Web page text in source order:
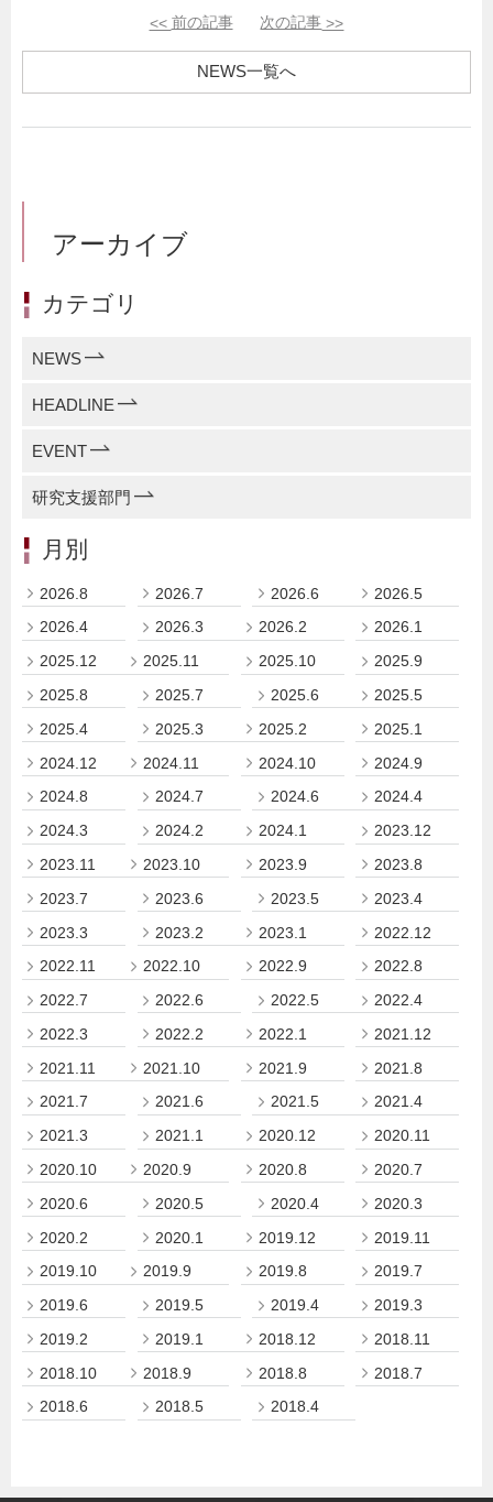
<< 前の記事 次の記事 >>
NEWS一覧へ
アーカイブ
カテゴリ
NEWS
HEADLINE
EVENT
研究支援部門
月別
2026.8 2026.7 2026.6
2026.5
2026.4
2026.3 2026.2
2026.1
2025.12
2025.11 2025.10
2025.9
2025.8
2025.7 2025.6
2025.5
2025.4
2025.3 2025.2
2025.1
2024.12
2024.11 2024.10
2024.9
2024.8
2024.7 2024.6
2024.4
2024.3
2024.2 2024.1
2023.12
2023.11
2023.10 2023.9
2023.8
2023.7
2023.6 2023.5
2023.4
2023.3
2023.2 2023.1
2022.12
2022.11
2022.10 2022.9
2022.8
2022.7
2022.6 2022.5
2022.4
2022.3
2022.2 2022.1
2021.12
2021.11
2021.10 2021.9
2021.8
2021.7
2021.6 2021.5
2021.4
2021.3
2021.1 2020.12
2020.11
2020.10
2020.9 2020.8
2020.7
2020.6
2020.5 2020.4
2020.3
2020.2
2020.1 2019.12
2019.11
2019.10
2019.9 2019.8
2019.7
2019.6
2019.5 2019.4
2019.3
2019.2
2019.1 2018.12
2018.11
2018.10
2018.9 2018.8
2018.7
2018.6
2018.5 2018.4